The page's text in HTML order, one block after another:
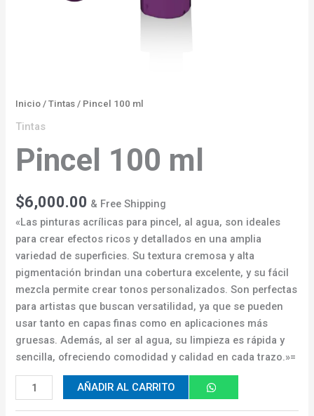
Inicio /Tintas / Pincel 100 ml
Tintas
Pincel 100 ml
$6,000.00 & Free Shipping
«Las pinturas acrílicas para pincel, al agua, son ideales
para crear efectos ricos y detallados en una amplia
variedad de superficies. Su textura cremosa y alta
pigmentación brindan una cobertura excelente, y su fácil
mezcla permite crear tonos personalizados. Son perfectas
para artistas que buscan versatilidad, ya que se pueden
usar tanto en capas finas como en aplicaciones más
gruesas. Además, al ser al agua, su limpieza es rápida y
sencilla, ofreciendo comodidad y calidad en cada trazo.»=
AÑADIR AL CARRITO